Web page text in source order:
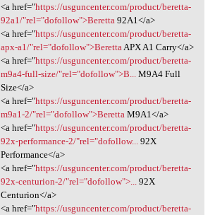
<a href="https://usguncenter.com/product/beretta-
92a1/"rel="dofollow">Beretta92A1</a>
<a href="https://usguncenter.com/product/beretta-
apx-a1/"rel="dofollow">BerettaAPX A1 Carry</a>
<a href="https://usguncenter.com/product/beretta-
m9a4-full-size/"rel="dofollow">B...M9A4 Full
Size</a>
<a href="https://usguncenter.com/product/beretta-
m9a1-2/"rel="dofollow">BerettaM9A1</a>
<a href="https://usguncenter.com/product/beretta-
92x-performance-2/"rel="dofollow...92X
Performance</a>
<a href="https://usguncenter.com/product/beretta-
92x-centurion-2/"rel="dofollow">...92X
Centurion</a>
<a href="https://usguncenter.com/product/beretta-